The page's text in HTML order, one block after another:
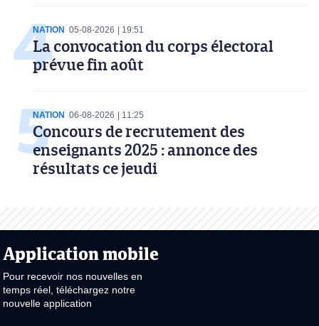
NATION 05-08-2026 19:51
La convocation du corps électoral
prévue fin août
NATION 06-08-2026 11:25
Concours de recrutement des
enseignants 2025 : annonce des
résultats ce jeudi
Application mobile
Pour recevoir nos nouvelles en
temps réel, téléchargez notre
nouvelle application